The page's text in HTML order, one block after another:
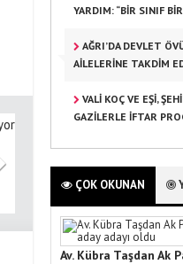
YARDIM: “BIR SINIF
AĞRI’DA DEVLET
AILELERINE TAKDIM
VALI KOÇ VE EŞI,
GAZILERLE İFTAR
ÇOK OKUNAN
Av. Kübra Taşdan Ak